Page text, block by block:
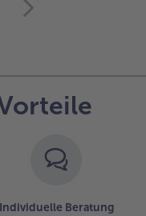
Individuelle Beratung